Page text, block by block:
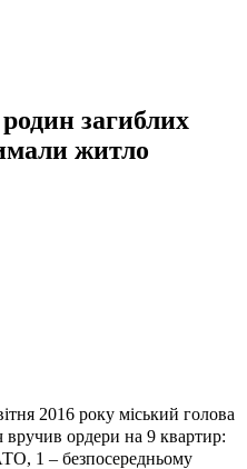
загиблих
житло
2016 року міський голова
вручив ордери на 9 квартир:
1 – безпосередньому